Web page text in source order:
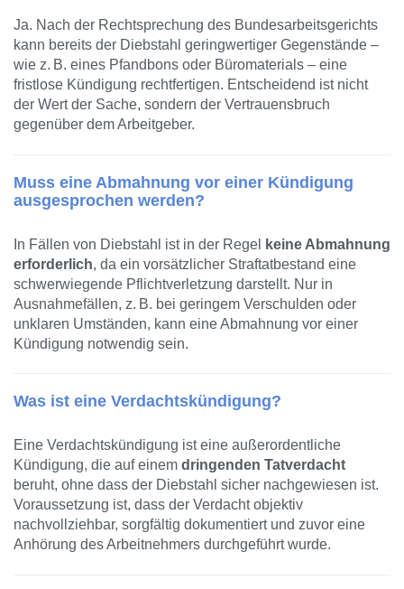
Ja. Nach der Rechtsprechung des Bundesarbeitsgerichts
kann bereits der Diebstahl geringwertiger Gegenstände –
wie z. B. eines Pfandbons oder Büromaterials – eine
fristlose Kündigung rechtfertigen. Entscheidend ist nicht
der Wert der Sache, sondern der Vertrauensbruch
gegenüber dem Arbeitgeber.
Muss eine Abmahnung vor einer Kündigung
ausgesprochen werden?
In Fällen von Diebstahl ist in der Regel
keine Abmahnung
erforderlich, da ein vorsätzlicher Straftatbestand eine
schwerwiegende Pflichtverletzung darstellt. Nur in
Ausnahmefällen, z. B. bei geringem Verschulden oder
unklaren Umständen, kann eine Abmahnung vor einer
Kündigung notwendig sein.
Was ist eine Verdachtskündigung?
Eine Verdachtskündigung ist eine außerordentliche
Kündigung, die auf einem dringenden Tatverdacht
beruht, ohne dass der Diebstahl sicher nachgewiesen ist.
Voraussetzung ist, dass der Verdacht objektiv
nachvollziehbar, sorgfältig dokumentiert und zuvor eine
Anhörung des Arbeitnehmers durchgeführt wurde.